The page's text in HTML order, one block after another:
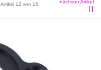
Artikel 12 von 15 nächster Artikel